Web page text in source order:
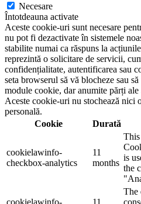
Necesare
Întotdeauna activate
Aceste cookie-uri sunt necesare
nu pot fi dezactivate în sistemele
stabilite numai ca răspuns la
reprezintă o solicitare de servicii,
confidențialitate, autentificarea sau
seta browserul să vă blocheze sau
module cookie, dar anumite părți
Aceste cookie-uri nu stochează nici
personală.
Cookie
Durată
cookielawinfo-
checkbox-analytics
11
months
is
the
cookielawinfo- 11
The